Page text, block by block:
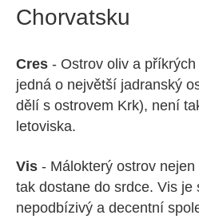
Chorvatsku
Cres - Ostrov oliv a
jedná o největší jadranský
dělí s ostrovem Krk), není
letoviska.
Vis - Málokterý ostrov
tak dostane do srdce. Vis je
nepodbízivý a decentní